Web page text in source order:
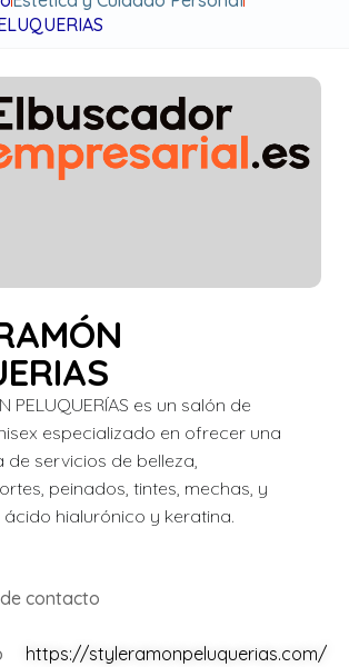
PELUQUERÍAS es un salón de
especializado en ofrecer una
de servicios de belleza,
peinados, tintes, mechas, y
hialurónico y keratina.
contacto
https://styleramonpeluquerias.com/